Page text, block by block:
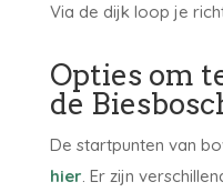
Via de dijk loop je
Opties om
de
De startpunten van
hier. Er zijn